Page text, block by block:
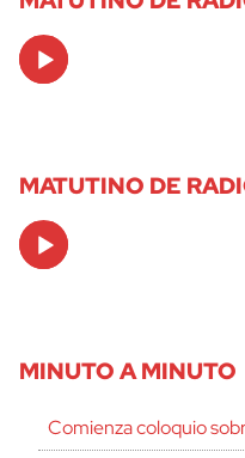
Audio
Player
MATUTINO DE
Audio
Player
MINUTO A MINUTO
Comienza coloquio